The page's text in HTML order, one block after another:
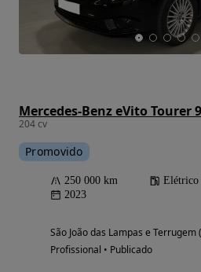
Mercedes-Benz eVito Tourer
204 cv
Promovido
250 000 km Elétrico
2023
São João das Lampas e Terrugem
Profissional • Publicado